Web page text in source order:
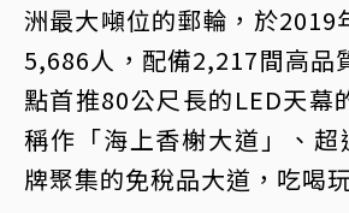
洲最大噸位的郵輪，於2019
5,686人，配備2,217間高品
點首推80公尺長的LED天幕
稱作「海上香榭大道」、超
牌聚集的免稅品大道，吃喝